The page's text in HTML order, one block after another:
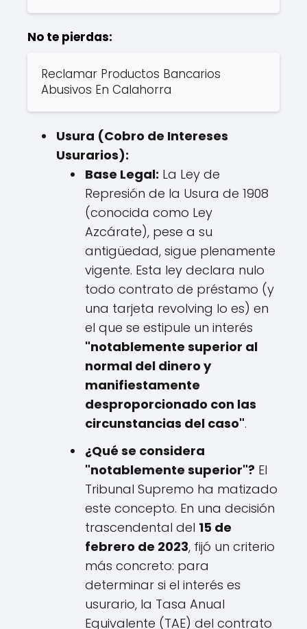
No te pierdas:
Reclamar Productos Bancarios
Abusivos En Calahorra
Usura (Cobro de Intereses
Usurarios):
Base Legal: La Ley de
Represión de la Usura de 1908
(conocida como Ley
Azcárate), pese a su
antigüedad, sigue plenamente
vigente. Esta ley declara nulo
todo contrato de préstamo (y
una tarjeta revolving lo es) en
el que se estipule un interés
"notablemente superior al
normal del dinero y
manifiestamente
desproporcionado con las
circunstancias del caso".
¿Qué se considera
"notablemente superior"? El
Tribunal Supremo ha matizado
este concepto. En una decisión
trascendental del 15 de
febrero de 2023, fijó un criterio
más concreto: para
determinar si el interés es
usurario, la Tasa Anual
Equivalente (TAE) del contrato